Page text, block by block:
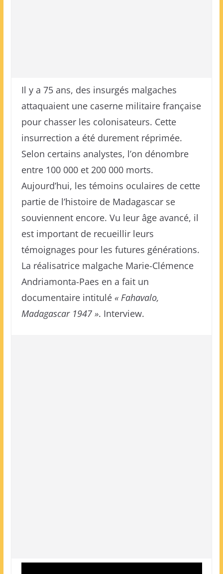
Il y a 75 ans, des insurgés malgaches
attaquaient une caserne militaire française
pour chasser les colonisateurs. Cette
insurrection a été durement réprimée.
Selon certains analystes, l’on dénombre
entre 100 000 et 200 000 morts.
Aujourd’hui, les témoins oculaires de cette
partie de l’histoire de Madagascar se
souviennent encore. Vu leur âge avancé, il
est important de recueillir leurs
témoignages pour les futures générations.
La réalisatrice malgache Marie-Clémence
Andriamonta-Paes en a fait un
documentaire intitulé « Fahavalo,
Madagascar 1947 ». Interview.